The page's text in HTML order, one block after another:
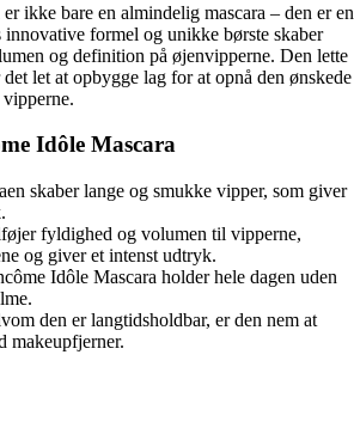
ikke bare en almindelig mascara – den er en
innovative formel og unikke børste skaber
og definition på øjenvipperne. Den lette
let at opbygge lag for at opnå den ønskede
Idôle Mascara
skaber lange og smukke vipper, som giver
fyldighed og volumen til vipperne,
og giver et intenst udtryk.
Idôle Mascara holder hele dagen uden
den er langtidsholdbar, er den nem at
makeupfjerner.